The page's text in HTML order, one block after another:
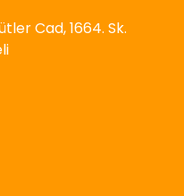
Cad, 1664. Sk.